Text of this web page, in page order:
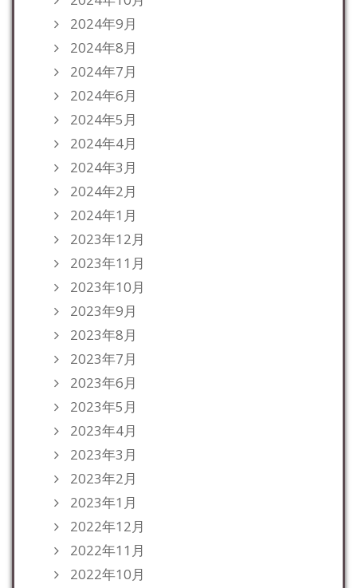
2024年9月
2024年8月
2024年7月
2024年6月
2024年5月
2024年4月
2024年3月
2024年2月
2024年1月
2023年12月
2023年11月
2023年10月
2023年9月
2023年8月
2023年7月
2023年6月
2023年5月
2023年4月
2023年3月
2023年2月
2023年1月
2022年12月
2022年11月
2022年10月